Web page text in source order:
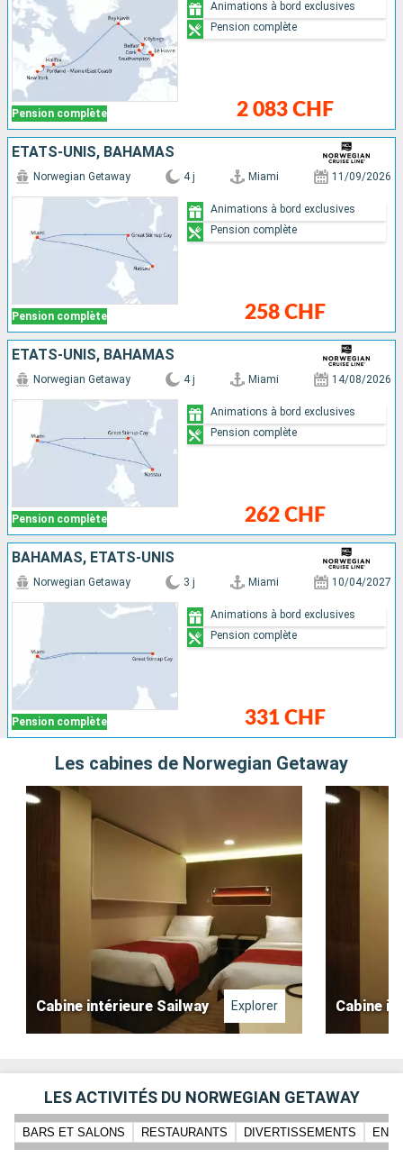
Pension complète 2 083 CHF
Animations à bord exclusives
Pension complète
ÉTATS-UNIS, BAHAMAS
Pension complète
Norwegian Getaway 4 j Miami 11/09/2026
258 CHF
Animations à bord exclusives
Pension complète
ÉTATS-UNIS, BAHAMAS
Pension complète
Norwegian Getaway 4 j Miami 14/08/2026
262 CHF
Animations à bord exclusives
Pension complète
BAHAMAS, ÉTATS-UNIS
Pension complète
Norwegian Getaway 3 j Miami 10/04/2027
331 CHF
Animations à bord exclusives
Pension complète
Les cabines de Norwegian Getaway
Cabine intérieure Sailway Explorer Cabine
LES ACTIVITÉS DU NORWEGIAN GETAWAY
BARS ET SALONS RESTAURANTS DIVERTISSEMENTS